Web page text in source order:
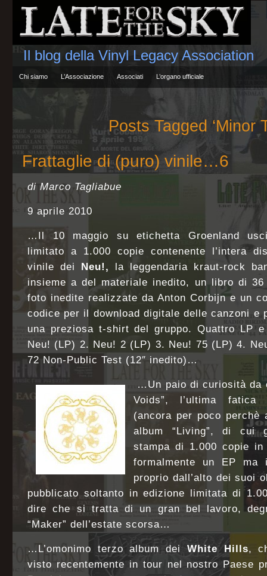
Il blog della Vinyl Legacy Association
Chi siamo L’Associazione Associati L’organo ufficiale
Posts Tagged ‘Minor
Frattaglie di (puro) vinile…6
di Marco Tagliabue
9 aprile 2010
…Il 10 maggio su etichetta Groenland
limitato a 1.000 copie contenente l’intera
vinile dei Neu!, la leggendaria kraut-rock
insieme a del materiale inedito, un libro di 36
foto inedite realizzate da Anton Corbijn e un
codice per il download digitale delle canzoni e
una preziosa t-shirt del gruppo. Quattro LP
Neu! (LP) 2. Neu! 2 (LP) 3. Neu! 75 (LP) 4.
72 Non-Public Test (12″ inedito)…
…Un paio di curiosità da
Voids”, l’ultima fatica
(ancora per poco
album “Living”, di cui
stampa di 1.000 copie
formalmente un EP
proprio dall’alto dei suoi
pubblicato soltanto in edizione limitata di
dire che si tratta di un gran bel lavoro,
“Maker” dell’estate scorsa…
…L’omonimo terzo album deiWhite Hills,
visto recentemente in tour nel nostro Paese